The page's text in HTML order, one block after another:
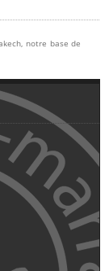
notre base de